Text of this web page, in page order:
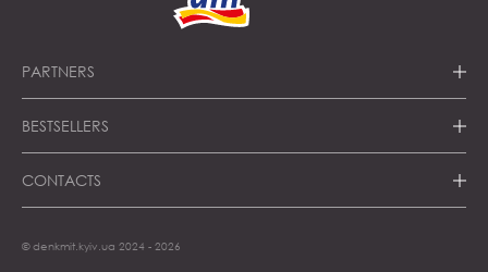
PARTNERS
BESTSELLERS
CONTACTS
© denkmit.kyiv.ua 2024 - 2026